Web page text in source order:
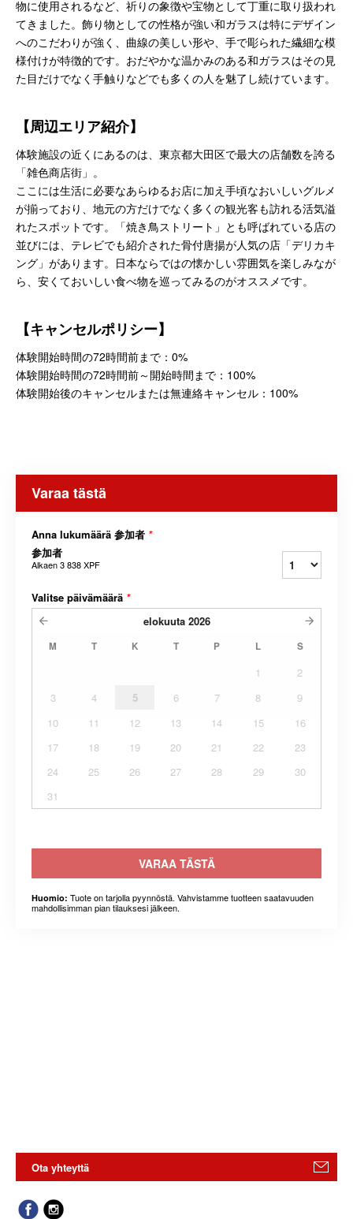
物に使用されるなど、祈りの象徴や宝物として丁重に取り扱われ
てきました。飾り物としての性格が強い和ガラスは特にデザイン
へのこだわりが強く、曲線の美しい形や、手で彫られた繊細な模
様付けが特徴的です。おだやかな温かみのある和ガラスはその見
た目だけでなく手触りなどでも多くの人を魅了し続けています。
【周辺エリア紹介】
体験施設の近くにあるのは、東京都大田区で最大の店舗数を誇る
「雑色商店街」。
ここには生活に必要なあらゆるお店に加え手頃なおいしいグルメ
が揃っており、地元の方だけでなく多くの観光客も訪れる活気溢
れたスポットです。「焼き鳥ストリート」とも呼ばれている店の
並びには、テレビでも紹介された骨付唐揚が人気の店「デリカキ
ング」があります。日本ならではの懐かしい雰囲気を楽しみなが
ら、安くておいしい食べ物を巡ってみるのがオススメです。
【キャンセルポリシー】
体験開始時間の72時間前まで：0%
体験開始時間の72時間前～開始時間まで：100%
体験開始後のキャンセルまたは無連絡キャンセル：100%
Varaa tästä
Anna lukumäärä 参加者 *
参加者
Alkaen3 838 XPF
Valitse päivämäärä *
elokuuta 2026
M T K T P L S
1
2
3
4 5 6 7 8
9
10
11 12 13 14 15
16
17
18 19 20 21 22
23
24
25 26 27 28 29
30
31
VARAA TÄSTÄ
Huomio: Tuote on tarjolla pyynnöstä. Vahvistamme tuotteen saatavuuden
mahdollisimman pian tilauksesi jälkeen.
Ota yhteyttä